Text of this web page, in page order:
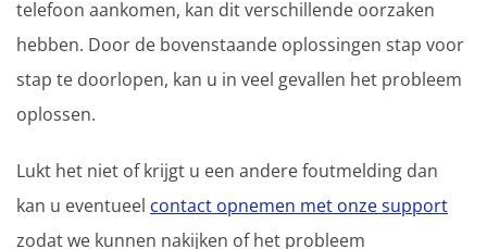
telefoon aankomen, kan dit verschillende oorzaken
hebben. Door de bovenstaande oplossingen stap voor
stap te doorlopen, kan u in veel gevallen het probleem
oplossen.
Lukt het niet of krijgt u een andere foutmelding dan
kan u eventueel contact opnemen met onze support
zodat we kunnen nakijken of het probleem